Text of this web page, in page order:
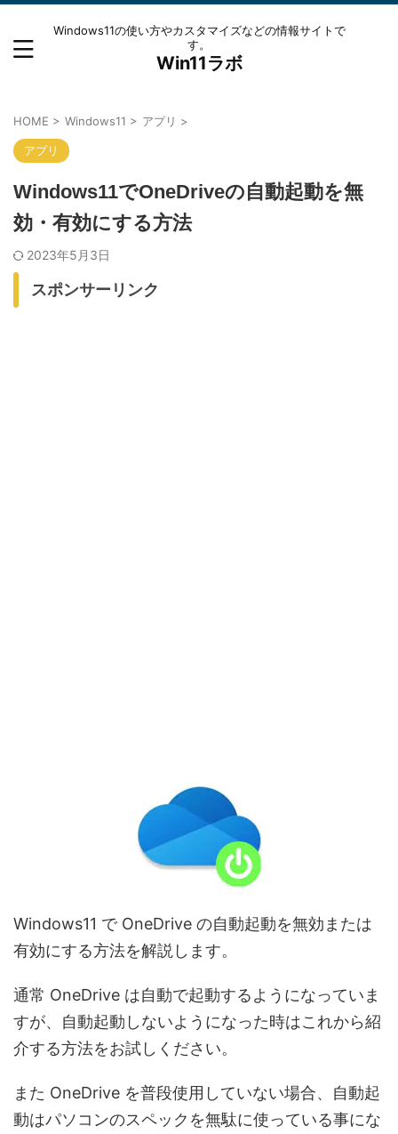
Windows11の使い方やカスタマイズなどの情報サイトで
す。
Win11ラボ
HOME > Windows11 > アプリ >
アプリ
Windows11でOneDriveの自動起動を無
効・有効にする方法
2023年5月3日
スポンサーリンク
Windows11 で OneDrive の自動起動を無効または
有効にする方法を解説します。
通常 OneDrive は自動で起動するようになっていま
すが、自動起動しないようになった時はこれから紹
介する方法をお試しください。
また OneDrive を普段使用していない場合、自動起
動はパソコンのスペックを無駄に使っている事にな